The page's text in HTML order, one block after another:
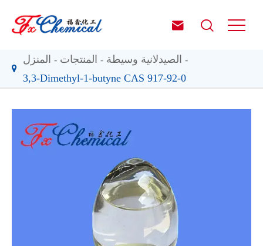
 
المنزل المنتجات
الصيدلانية وسيطة
3,3-Dimethyl-1-butyne CAS 917-92-0